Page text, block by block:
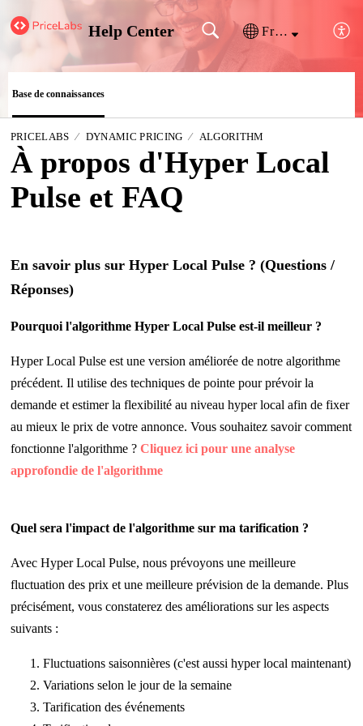
Help Center Français (France)
Base de connaissances
PRICELABS DYNAMIC PRICING ALGORITHM
À propos d'Hyper Local
Pulse et FAQ
En savoir plus sur Hyper Local Pulse ? (Questions /
Réponses)
Pourquoi l'algorithme Hyper Local Pulse est-il meilleur ?
Hyper Local Pulse est une version améliorée de notre algorithme
précédent. Il utilise des techniques de pointe pour prévoir la
demande et estimer la flexibilité au niveau hyper local afin de fixer
au mieux le prix de votre annonce. Vous souhaitez savoir comment
fonctionne l'algorithme ? Cliquez ici pour une analyse
approfondie de l'algorithme
Quel sera l'impact de l'algorithme sur ma tarification ?
Avec Hyper Local Pulse, nous prévoyons une meilleure
fluctuation des prix et une meilleure prévision de la demande. Plus
précisément, vous constaterez des améliorations sur les aspects
suivants :
Fluctuations saisonnières (c'est aussi hyper local maintenant)
Variations selon le jour de la semaine
Tarification des événements